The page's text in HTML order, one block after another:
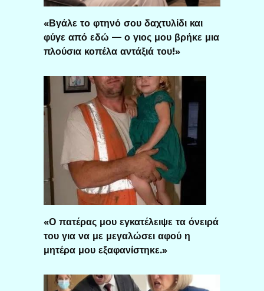
«Βγάλε το φτηνό σου δαχτυλίδι και
φύγε από εδώ — ο γιος μου βρήκε μια
πλούσια κοπέλα αντάξιά του!»
«Ο πατέρας μου εγκατέλειψε τα όνειρά
του για να με μεγαλώσει αφού η
μητέρα μου εξαφανίστηκε.»